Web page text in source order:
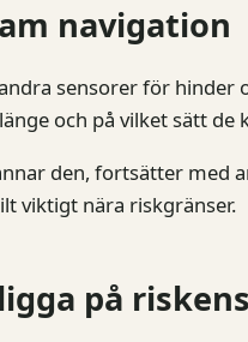
navigation
sensorer för
och på vilket sätt de
den, fortsätter med
viktigt nära riskgränser.
på